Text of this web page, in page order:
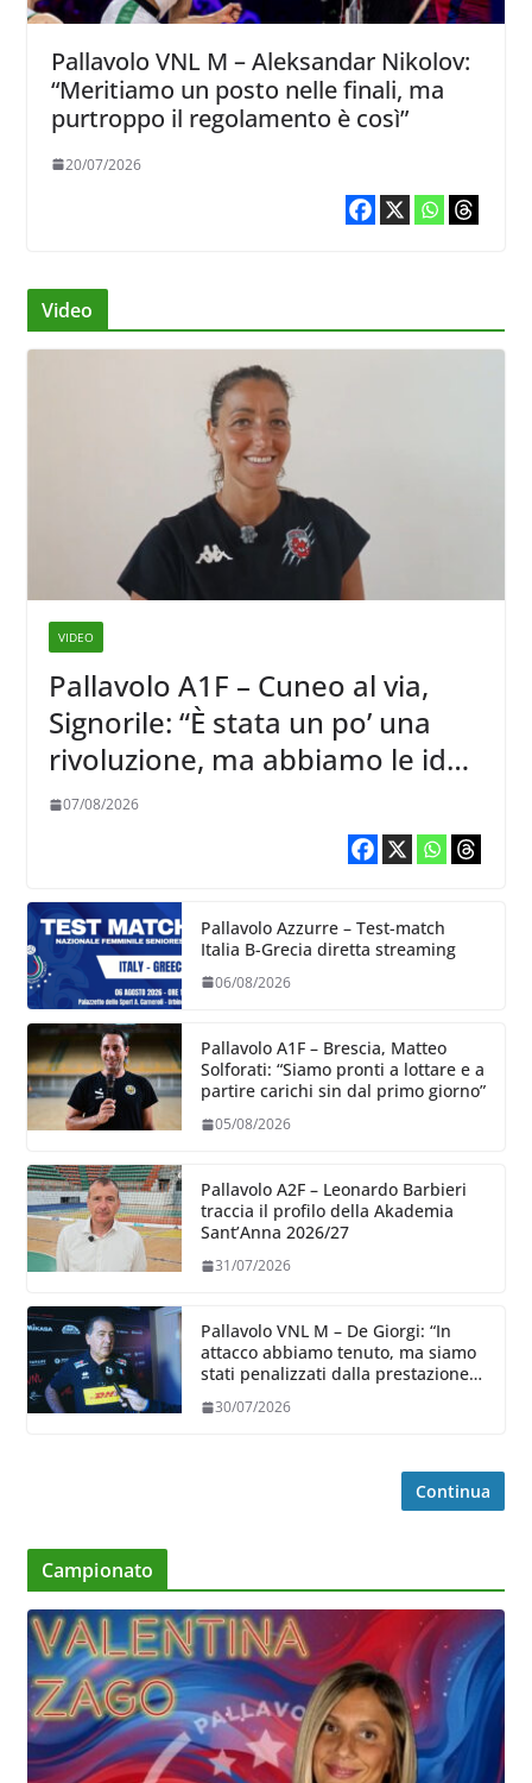
Pallavolo VNL M – Aleksandar Nikolov:
“Meritiamo un posto nelle finali, ma
purtroppo il regolamento è così”
20/07/2026
Video
VIDEO
Pallavolo A1F – Cuneo al via,
Signorile: “È stata un po’ una
rivoluzione, ma abbiamo le idee
chiare siu cosa vogliamo fare”
07/08/2026
Pallavolo Azzurre – Test-match
Italia B-Grecia diretta streaming
06/08/2026
Pallavolo A1F – Brescia, Matteo
Solforati: “Siamo pronti a lottare e a
partire carichi sin dal primo giorno”
05/08/2026
Pallavolo A2F – Leonardo Barbieri
traccia il profilo della Akademia
Sant’Anna 2026/27
31/07/2026
Pallavolo VNL M – De Giorgi: “In
attacco abbiamo tenuto, ma siamo
stati penalizzati dalla prestazione
30/07/2026
Continua
Campionato